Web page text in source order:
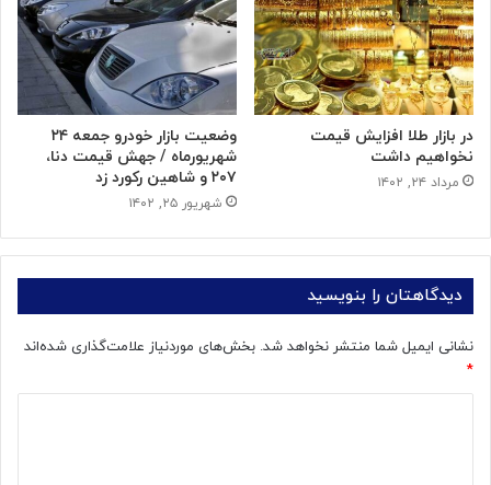
در بازار طلا افزایش قیمت
نخواهیم داشت
مرداد ۲۴, ۱۴۰۲
وضعیت بازار خودرو جمعه ۲۴
شهریورماه / جهش قیمت دنا،
۲۰۷ و شاهین رکورد زد
شهریور ۲۵, ۱۴۰۲
دیدگاهتان را بنویسید
نشانی ایمیل شما منتشر نخواهد شد. بخش‌های موردنیاز علامت‌گذاری شده‌اند
*